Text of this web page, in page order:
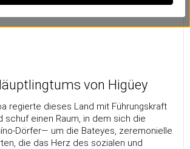
von Higüey
regierte dieses Land mit Führungskraft
schuf einen Raum, in dem sich die
Dörfer— um die Bateyes, zeremonielle
die das Herz des sozialen und